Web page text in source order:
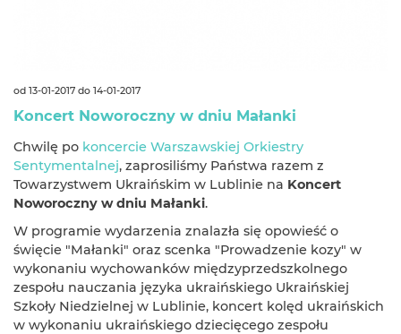
od 13-01-2017 do 14-01-2017
Koncert Noworoczny w dniu Małanki
Chwilę po koncercie Warszawskiej Orkiestry
Sentymentalnej, zaprosiliśmy Państwa razem z
Towarzystwem Ukraińskim w Lublinie na Koncert
Noworoczny w dniu Małanki.
W programie wydarzenia znalazła się opowieść o
święcie "Małanki" oraz scenka "Prowadzenie kozy" w
wykonaniu wychowanków międzyprzedszkolnego
zespołu nauczania języka ukraińskiego Ukraińskiej
Szkoły Niedzielnej w Lublinie, koncert kolęd ukraińskich
w wykonaniu ukraińskiego dziecięcego zespołu